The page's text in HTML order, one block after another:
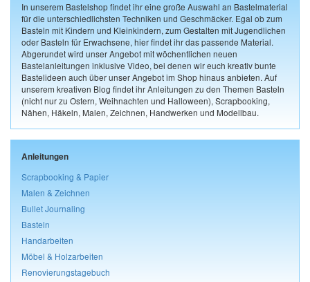
In unserem Bastelshop findet ihr eine große Auswahl an Bastelmaterial
für die unterschiedlichsten Techniken und Geschmäcker. Egal ob zum
Basteln mit Kindern und Kleinkindern, zum Gestalten mit Jugendlichen
oder Basteln für Erwachsene, hier findet ihr das passende Material.
Abgerundet wird unser Angebot mit wöchentlichen neuen
Bastelanleitungen inklusive Video, bei denen wir euch kreativ bunte
Bastelideen auch über unser Angebot im Shop hinaus anbieten. Auf
unserem kreativen Blog findet ihr Anleitungen zu den Themen Basteln
(nicht nur zu Ostern, Weihnachten und Halloween), Scrapbooking,
Nähen, Häkeln, Malen, Zeichnen, Handwerken und Modellbau.
Anleitungen
Scrapbooking & Papier
Malen & Zeichnen
Bullet Journaling
Basteln
Handarbeiten
Möbel & Holzarbeiten
Renovierungstagebuch